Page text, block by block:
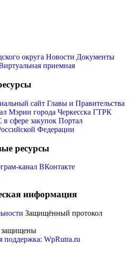
округа Новости Документы
приемная
сайт Главы и Правительства
Мэрии города Черкесска ГТРК
сфере закупок Портал
Федерации
ресурсы
канал ВКонтакте
информация
Защищённый протокол
защищены
поддержка: WpRutra.ru